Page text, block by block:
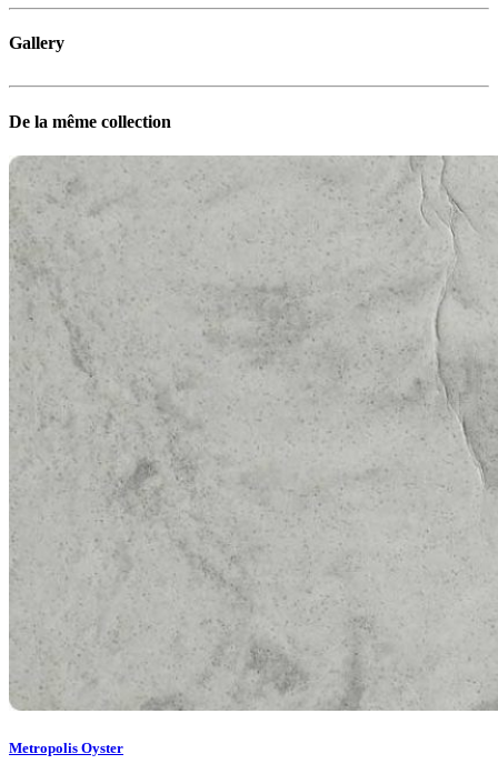
Gallery
De la même collection
Metropolis Oyster